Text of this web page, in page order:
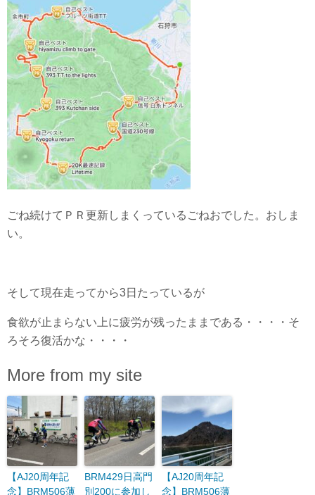
ごね続けてＰＲ更新しまくっているごねおでした。おしま
い。
そして現在走ってから3日たっているが
食欲が止まらない上に疲労が残ったままである・・・・そ
ろそろ復活かな・・・・
More from my site
【AJ20周年記
念】BRM506薄
BRM429日高門
別200に参加し
【AJ20周年記
念】BRM506薄